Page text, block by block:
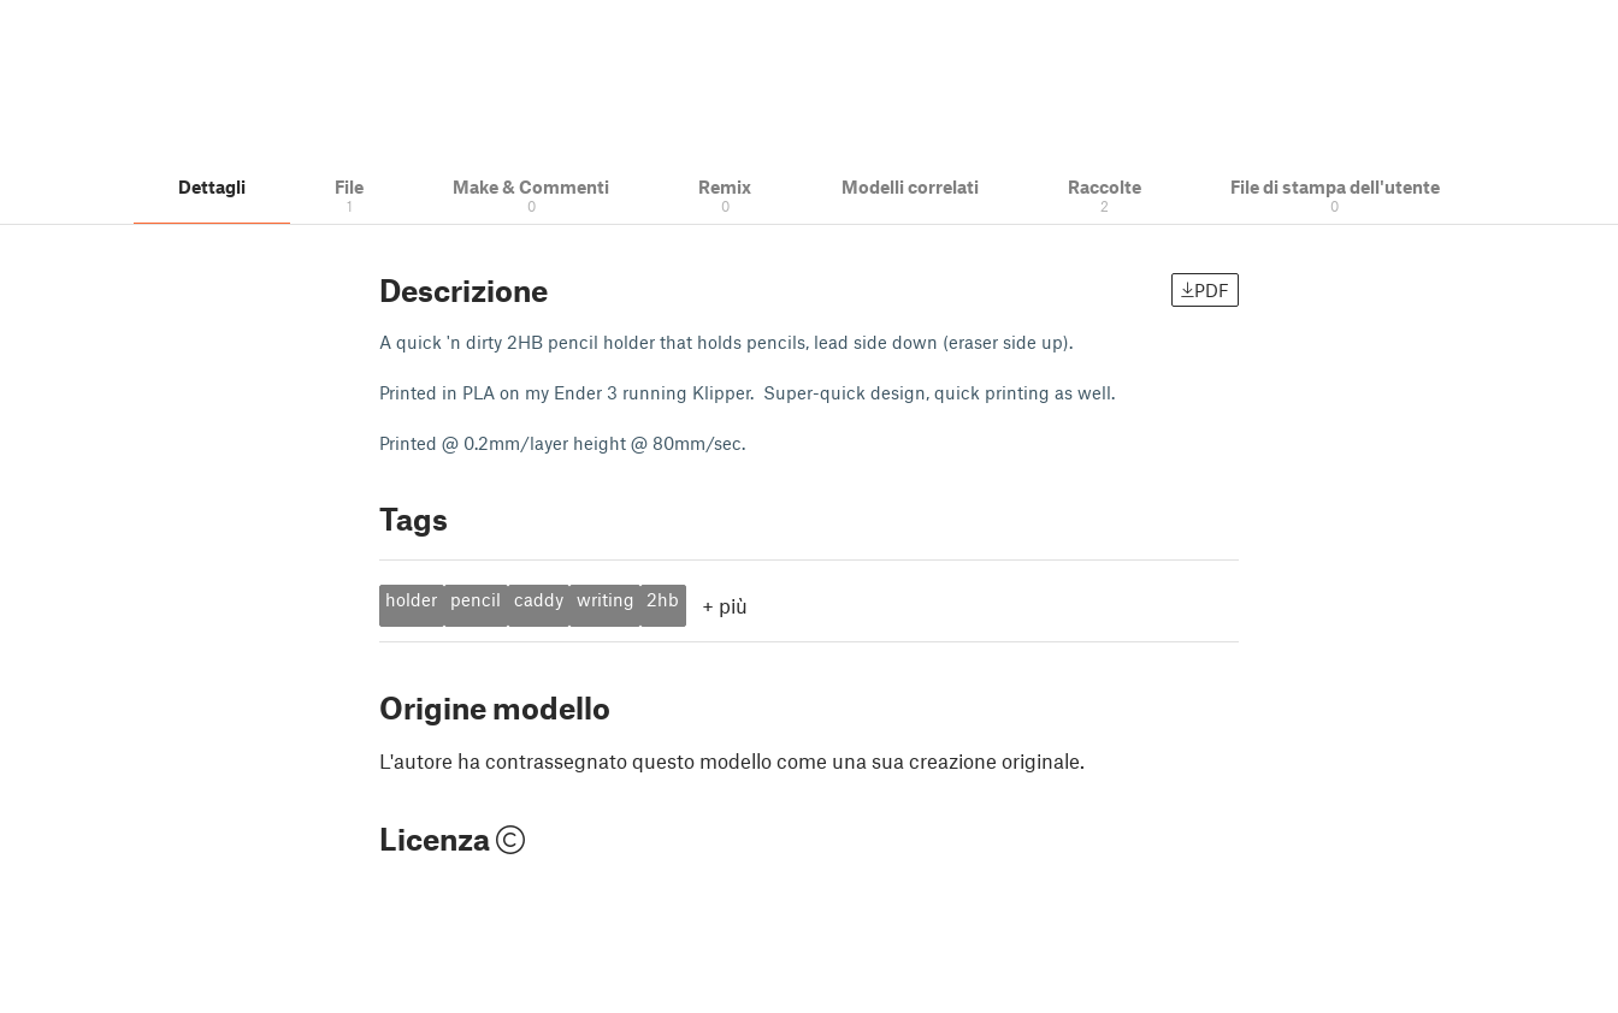
Dettagli File
1
Make & Commenti
0
Remix
0
Modelli correlati Raccolte
2
File di stampa dell'utente
0
Descrizione PDF
A quick 'n dirty 2HB pencil holder that holds pencils, lead side down (eraser side up).
Printed in PLA on my Ender 3 running Klipper. Super-quick design, quick printing as well.
Printed @ 0.2mm/layer height @ 80mm/sec.
Tags
holder pencil caddy writing 2hb + più
Origine modello
L'autore ha contrassegnato questo modello come una sua creazione originale.
Licenza